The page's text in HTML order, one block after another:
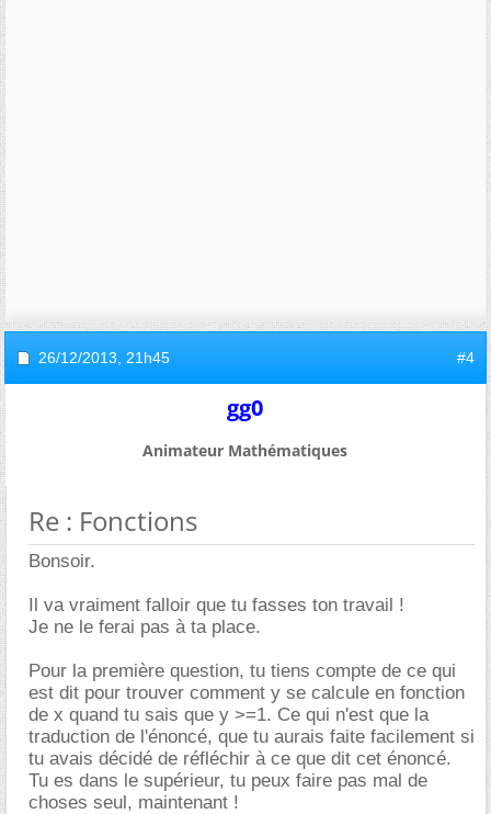
26/12/2013, 21h45 #4
gg0
Animateur Mathématiques
Re : Fonctions
Bonsoir.
Il va vraiment falloir que tu fasses ton travail !
Je ne le ferai pas à ta place.
Pour la première question, tu tiens compte de ce qui
est dit pour trouver comment y se calcule en fonction
de x quand tu sais que y >=1. Ce qui n'est que la
traduction de l'énoncé, que tu aurais faite facilement si
tu avais décidé de réfléchir à ce que dit cet énoncé.
Tu es dans le supérieur, tu peux faire pas mal de
choses seul, maintenant !